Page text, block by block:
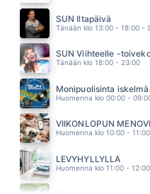
PHILHARMONIC
01.51
SUN Iltapäivä
Tänään klo 13:00 - 18:00 -
SUN Viihteelle -
Tänään klo 18:00 - 23:00
Monipuolisinta
Huomenna klo 00:00 -
VIIKONLOPUN
Huomenna klo 10:00 - 11:00
LEVYHYLLYLLÄ
Huomenna klo 11:00 - 12:00